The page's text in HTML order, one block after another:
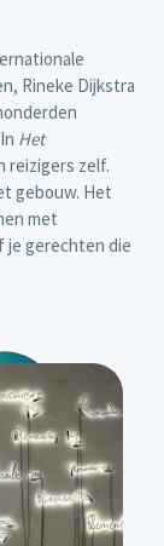
Rineke Dijkstra
Het
reizigers zelf.
gebouw. Het
met
je gerechten die